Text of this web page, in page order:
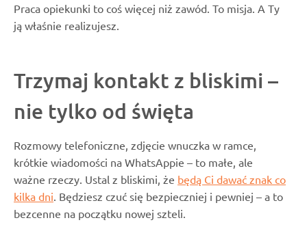
Praca opiekunki to coś więcej niż zawód. To misja. A Ty
ją właśnie realizujesz.
Trzymaj kontakt z bliskimi –
nie tylko od święta
Rozmowy telefoniczne, zdjęcie wnuczka w ramce,
krótkie wiadomości na WhatsAppie – to małe, ale
ważne rzeczy. Ustal z bliskimi, że będą Ci dawać znak co
kilka dni . Będziesz czuć się bezpieczniej i pewniej – a to
bezcenne na początku nowej szteli.